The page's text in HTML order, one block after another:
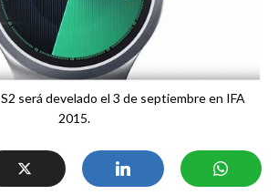
será develado el 3 de septiembre en IFA
2015.